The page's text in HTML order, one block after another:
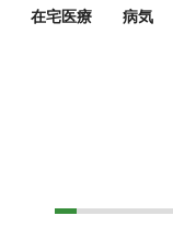
在宅医療 病気